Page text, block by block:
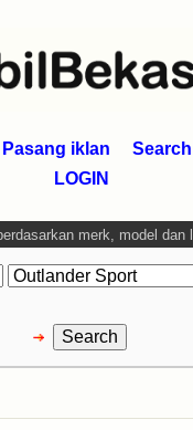
Pasang iklan Search
LOGIN
merk, model dan